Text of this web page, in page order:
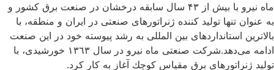
ماه نیرو با بیش از ۴۳ سال سابقه درخشان در صنعت برق كشور و
به عنوان تنها تولید كننده ژنراتورهای صنعتی در ایران و منطقه، با
بالاترین استانداردهای بین المللی به رشد پیوسته خود در این صنعت
ادامه می‌دهد.شركت صنعتی ماه نیرو در سال ١٣٦٣ خورشیدی، با
تولید ژنراتورهای برق مقیاس كوچك آغاز به كار كرد.